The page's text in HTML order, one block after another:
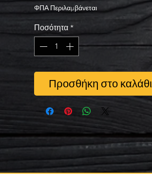
ΦΠΑ Περιλαμβάνεται
Ποσότητα *
Προσθήκη στο καλάθι